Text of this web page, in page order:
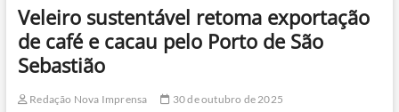
Veleiro sustentável retoma exportação
de café e cacau pelo Porto de São
Sebastião
Redação Nova Imprensa
30 de outubro de 2025